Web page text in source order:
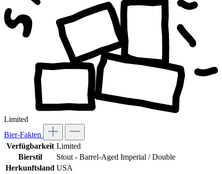
Limited
Bier-Fakten
Verfügbarkeit Limited
Bierstil
Stout - Barrel-Aged Imperial / Double
Herkunftsland USA